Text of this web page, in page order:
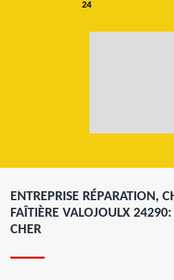
24
ENTREPRISE RÉPARATION,
FAÎTIÈRE VALOJOULX
CHER